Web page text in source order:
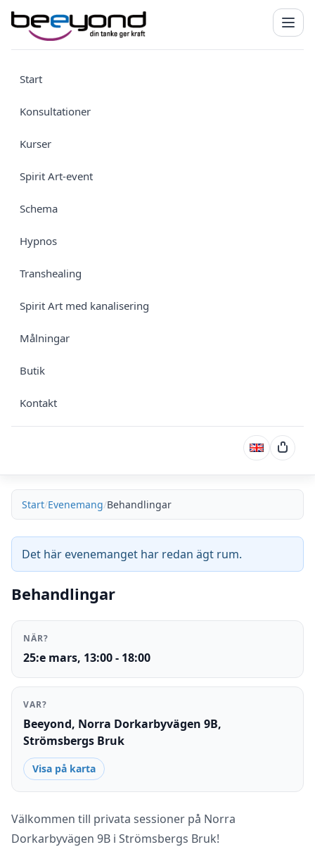
Start
Konsultationer
Kurser
Spirit Art-event
Schema
Hypnos
Transhealing
Spirit Art med kanalisering
Målningar
Butik
Kontakt
Start Evenemang Behandlingar
Det här evenemanget har redan ägt rum.
Behandlingar
Välkommen till privata sessioner på Norra
Dorkarbyvägen 9B i Strömsbergs Bruk!
NÄR?
25:e mars, 13:00 - 18:00
VAR?
Beeyond, Norra Dorkarbyvägen 9B,
Strömsbergs Bruk
Visa på karta